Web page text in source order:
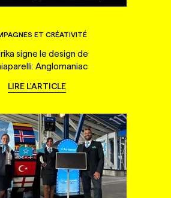
ET CRÉATIVITÉ
signe le design de
Anglomaniac
LIRE L'ARTICLE